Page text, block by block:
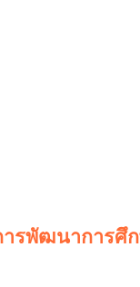
รพัฒนาการศึ